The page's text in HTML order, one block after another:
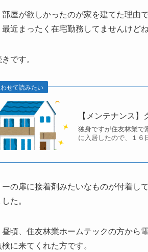
屋が欲しかったのが家を建てた理由
最近まったく在宅勤務してませんけどね
です。
せて読みたい
【メンテナンス
独身ですが住友林業で
に入居したので、１６
の扉に接着剤みたいなものが付着し
た。
頃、住友林業ホームテックの方から
に来てくれた方です。